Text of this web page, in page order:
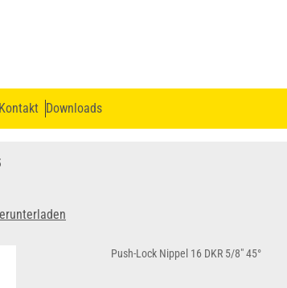
Kontakt Downloads
Push-Lock Nippel 16 DKR 5/8" 45°